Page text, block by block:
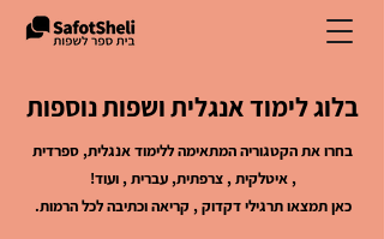
בלוג לימוד אנגלית ושפות נוספות
בחרו את הקטגוריה המתאימה ללימוד אנגלית, ספרדית
, איטלקית , צרפתית, עברית , ועוד!
כאן תמצאו תרגילי דקדוק , קריאה וכתיבה לכל הרמות.